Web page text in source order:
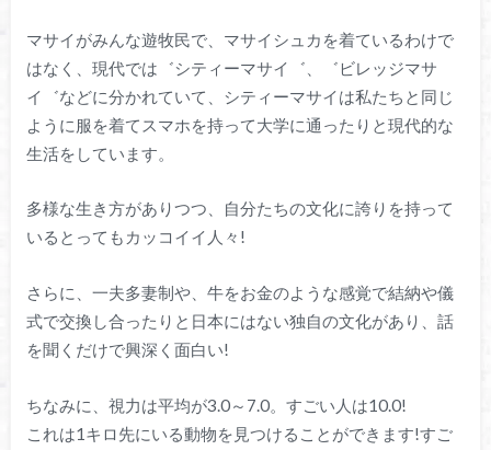
マサイがみんな遊牧民で、マサイシュカを着ているわけで
はなく、現代では゛シティーマサイ゛、゛ビレッジマサ
イ゛などに分かれていて、シティーマサイは私たちと同じ
ように服を着てスマホを持って大学に通ったりと現代的な
生活をしています。
多様な生き方がありつつ、自分たちの文化に誇りを持って
いるとってもカッコイイ人々!
さらに、一夫多妻制や、牛をお金のような感覚で結納や儀
式で交換し合ったりと日本にはない独自の文化があり、話
を聞くだけで興深く面白い!
ちなみに、視力は平均が3.0～7.0。すごい人は10.0!
これは1キロ先にいる動物を見つけることができます!すご